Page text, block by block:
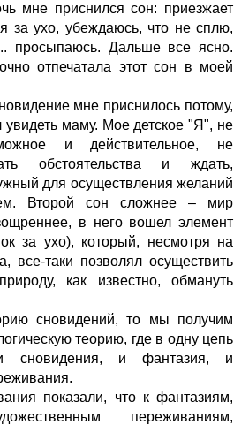
мне приснился сон: приезжает
за ухо, убеждаюсь, что не сплю,
просыпаюсь. Дальше все ясно.
отпечатала этот сон в моей
мне приснилось потому,
увидеть маму. Мое детское "Я", не
и действительное, не
обстоятельства и ждать,
для осуществления желаний
Второй сон сложнее – мир
в него вошел элемент
за ухо), который, несмотря на
все-таки позволял осуществить
как известно, обмануть
сновидений, то мы получим
теорию, где в одну цепь
сновидения, и фантазия, и
показали, что к фантазиям,
переживаниям,